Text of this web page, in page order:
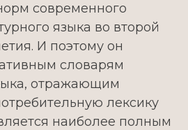
современного
языка во второй
И поэтому он
словарям
отражающим
лексику
наиболее полным